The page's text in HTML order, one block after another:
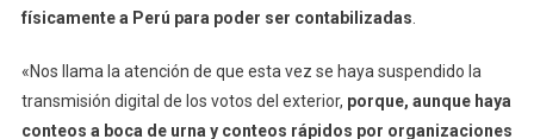
físicamente a Perú para poder ser contabilizadas.
«Nos llama la atención de que esta vez se haya suspendido la
transmisión digital de los votos del exterior, porque, aunque haya
conteos a boca de urna y conteos rápidos por organizaciones